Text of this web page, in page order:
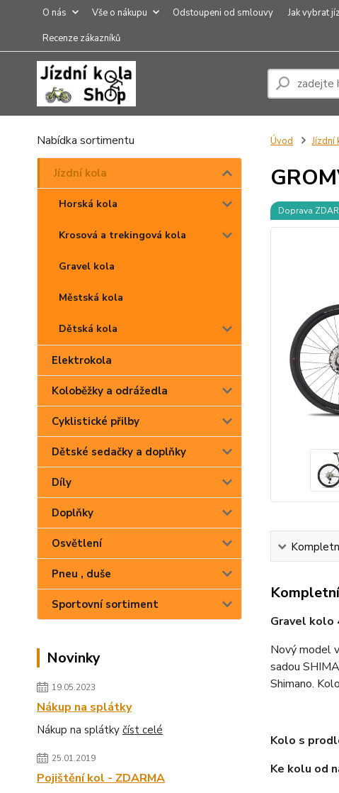
O nás Vše o nákupu Odstoupeni od smlouvy Jak vybrat
Recenze zákazníků
Nabídka sortimentu
Jízdní kola
Horská kola
Krosová a trekingová kola
Gravel kola
Městská kola
Dětská kola
Elektrokola
Koloběžky a odrážedla
Cyklistické přilby
Dětské sedačky a doplňky
Díly
Doplňky
Osvětlení
Pneu , duše
Sportovní sortiment
Novinky
19.05.2023
Nákup na splátky
Nákup na splátky číst celé
25.01.2019
Pojištění kol - ZDARMA
Úvod Jízdní
Doprava
Gravel kolo
Nový model
sadou
Shimano.
Kolo s
Ke kolu od